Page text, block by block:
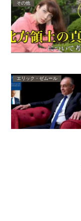
その他
エリック・ゼムール